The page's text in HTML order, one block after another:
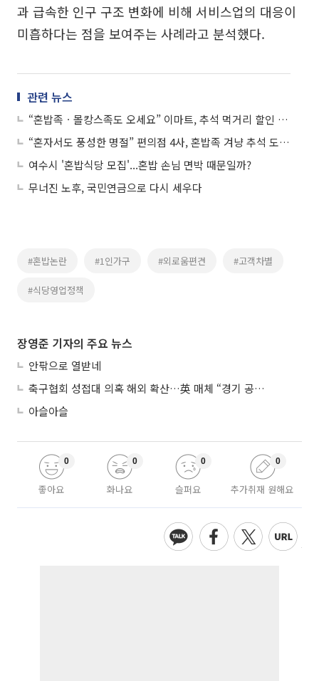
과 급속한 인구 구조 변화에 비해 서비스업의 대응이
미흡하다는 점을 보여주는 사례라고 분석했다.
관련 뉴스
“혼밥족ㆍ몰캉스족도 오세요” 이마트, 추석 먹거리 할인 행사
“혼자서도 풍성한 명절” 편의점 4사, 혼밥족 겨냥 추석 도시락 경쟁
여수시 '혼밥식당 모집'...혼밥 손님 면박 때문일까?
무너진 노후, 국민연금으로 다시 세우다
#혼밥논란 #1인가구 #외로움편견 #고객차별
#식당영업정책
장영준 기자의 주요 뉴스
안팎으로 열받네
축구협회 성접대 의혹 해외 확산…英 매체 “경기 공정성 의문”
아슬아슬
좋아요
0
화나요
0
슬퍼요
0
추가취재 원해요
0